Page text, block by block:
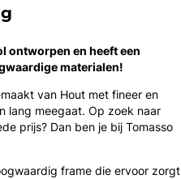
ontworpen en heeft een
materialen!
van Hout met fineer en
lang meegaat. Op zoek naar
prijs? Dan ben je bij Tomasso
frame die ervoor zorgt